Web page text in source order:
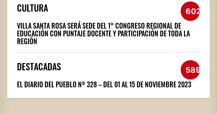
CULTURA 602
VILLA SANTA ROSA SERÁ SEDE DEL 1° CONGRESO REGIONAL DE
EDUCACIÓN CON PUNTAJE DOCENTE Y PARTICIPACIÓN DE TODA LA
REGIÓN
DESTACADAS 589
EL DIARIO DEL PUEBLO Nº 328 – DEL 01 AL 15 DE NOVIEMBRE 2023